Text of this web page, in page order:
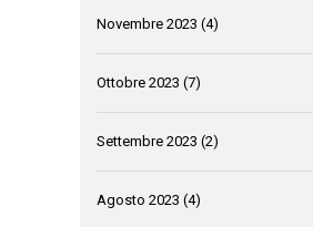
Novembre 2023 (4)
Ottobre 2023 (7)
Settembre 2023 (2)
Agosto 2023 (4)